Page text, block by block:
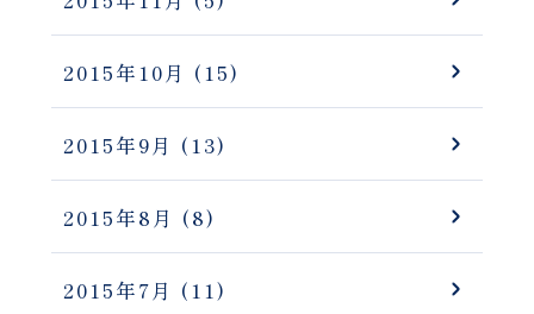
2015年10月 (15)
2015年9月 (13)
2015年8月 (8)
2015年7月 (11)